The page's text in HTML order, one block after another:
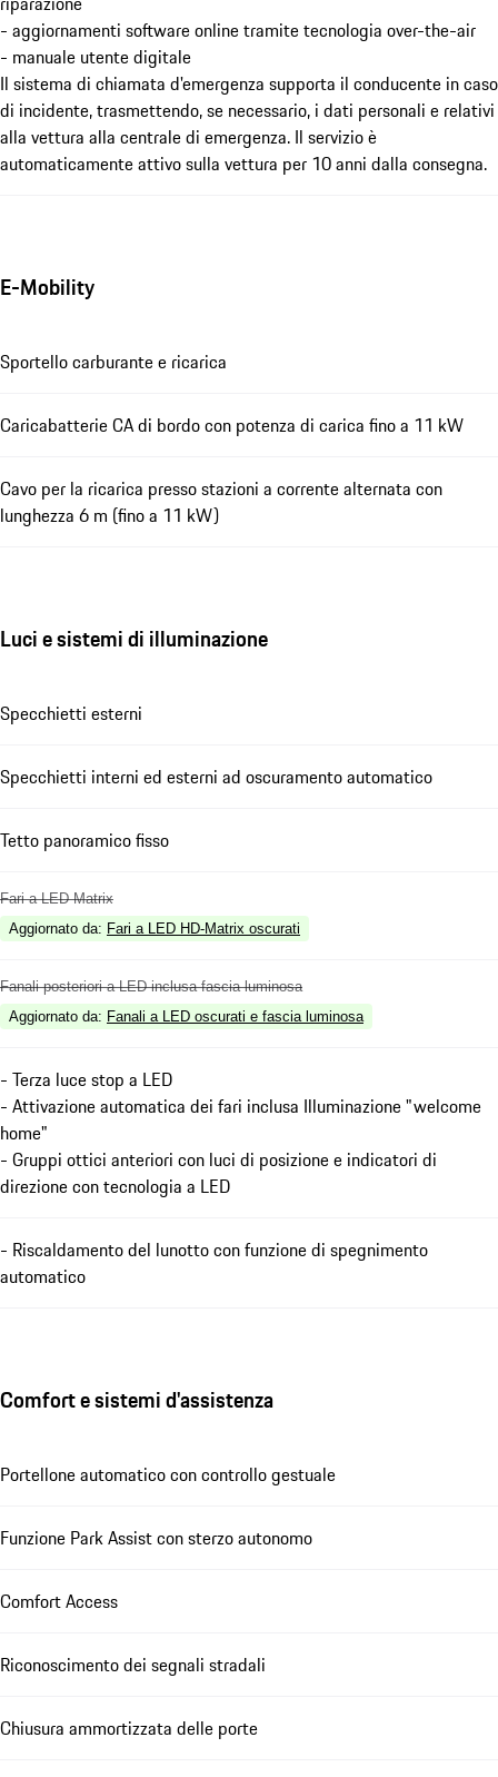
- aggiornamenti software online tramite tecnologia over-the-air
- manuale utente digitale
Il sistema di chiamata d'emergenza supporta il conducente in caso
di incidente, trasmettendo, se necessario, i dati personali e relativi
alla vettura alla centrale di emergenza. Il servizio è
automaticamente attivo sulla vettura per 10 anni dalla consegna.
E-Mobility
Sportello carburante e ricarica
Caricabatterie CA di bordo con potenza di carica fino a 11 kW
Cavo per la ricarica presso stazioni a corrente alternata con
lunghezza 6 m (fino a 11 kW)
Luci e sistemi di illuminazione
Specchietti esterni
Specchietti interni ed esterni ad oscuramento automatico
Tetto panoramico fisso
Fari a LED Matrix
Aggiornato da: Fari a LED HD-Matrix oscurati
Fanali posteriori a LED inclusa fascia luminosa
Aggiornato da: Fanali a LED oscurati e fascia luminosa
- Terza luce stop a LED
- Attivazione automatica dei fari inclusa Illuminazione "welcome
home"
- Gruppi ottici anteriori con luci di posizione e indicatori di
direzione con tecnologia a LED
- Riscaldamento del lunotto con funzione di spegnimento
automatico
Comfort e sistemi d'assistenza
Portellone automatico con controllo gestuale
Funzione Park Assist con sterzo autonomo
Comfort Access
Riconoscimento dei segnali stradali
Chiusura ammortizzata delle porte